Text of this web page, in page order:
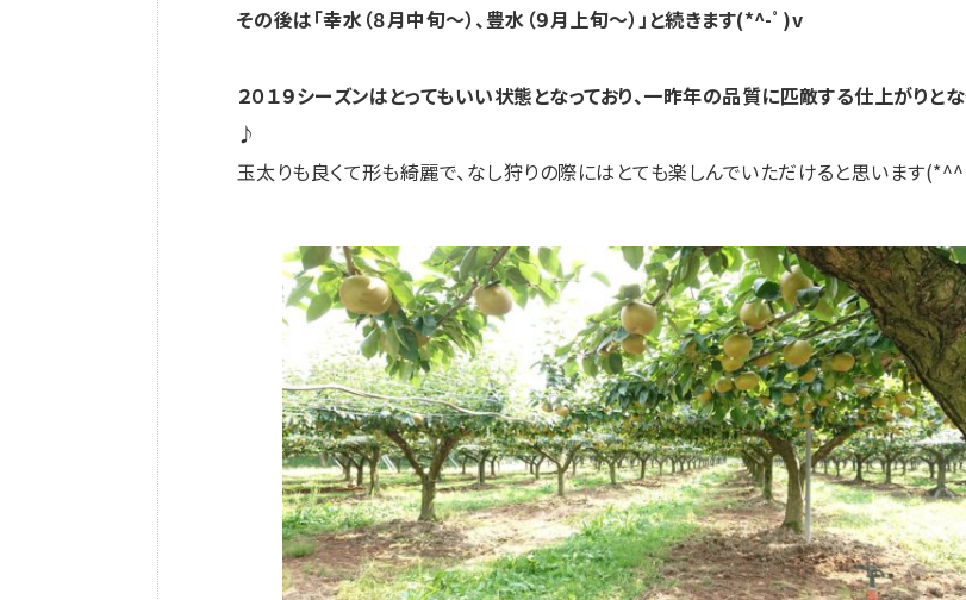
その後は「幸水（８月中旬～）、豊水（９月上旬～）」と続きます(*^-ﾟ)v
２０１９シーズンはとってもいい状態となっており、一昨年の品質に匹敵する仕上がりと
♪
玉太りも良くて形も綺麗で、なし狩りの際にはとても楽しんでいただけると思います